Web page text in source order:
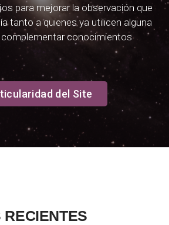
para mejorar la observación que
tanto a quienes ya utilicen alguna
conocimientos
del Site